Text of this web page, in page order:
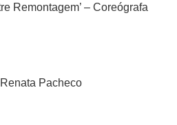
Remontagem’ – Coreógrafa
Pacheco